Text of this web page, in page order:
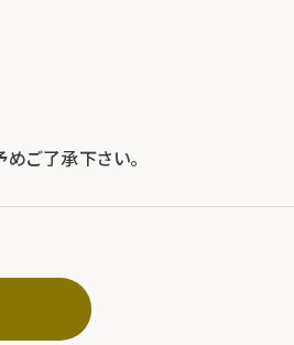
ご了承下さい。